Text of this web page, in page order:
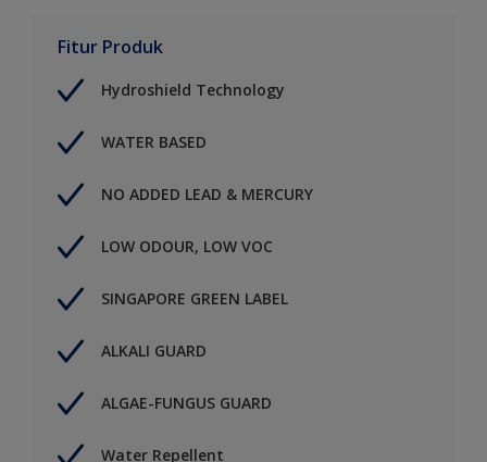
Fitur Produk
Hydroshield Technology
WATER BASED
NO ADDED LEAD & MERCURY
LOW ODOUR, LOW VOC
SINGAPORE GREEN LABEL
ALKALI GUARD
ALGAE-FUNGUS GUARD
Water Repellent